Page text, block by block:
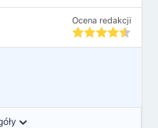
Ocena redakcji